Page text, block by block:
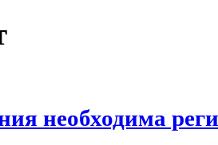
необходима